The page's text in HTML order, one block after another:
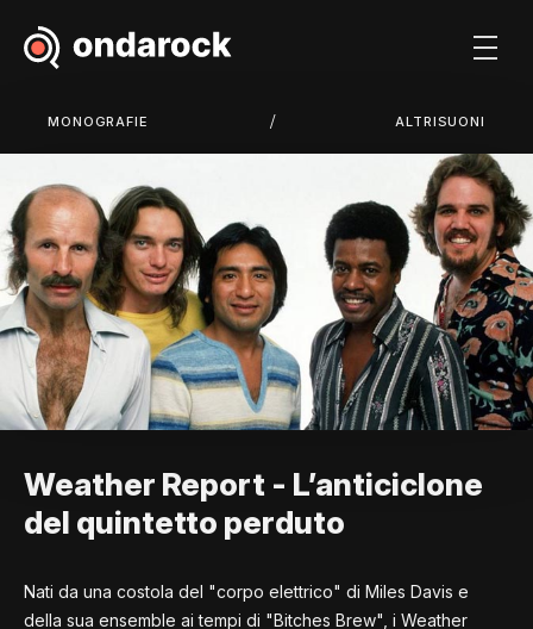
MONOGRAFIE / ALTRISUONI
Weather Report - L’anticiclone
del quintetto perduto
Nati da una costola del "corpo elettrico" di Miles Davis e
della sua ensemble ai tempi di "Bitches Brew", i Weather